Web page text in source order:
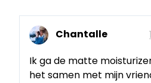
Chantalle
Ik ga de matte
het samen met mijn